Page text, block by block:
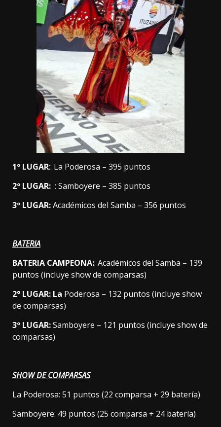
1º LUGAR:: La Poderosa – 395 puntos
2º LUGAR: : Samboyere – 385 puntos
3º LUGAR:Académicos del Samba – 356 puntos
BATERIA
BATERIA CAMPEONA:: Académicos del Samba – 139
puntos (incluye show de comparsas)
2° LUGAR: La Poderosa – 132 puntos (incluye show
de comparsas)
3º LUGAR:Samboyere – 121 puntos (incluye show de
comparsas)
SHOW DE COMPARSAS
La Poderosa: 51 puntos (22 comparsa + 29 batería)
Samboyere: 49 puntos (25 comparsa + 24 batería)